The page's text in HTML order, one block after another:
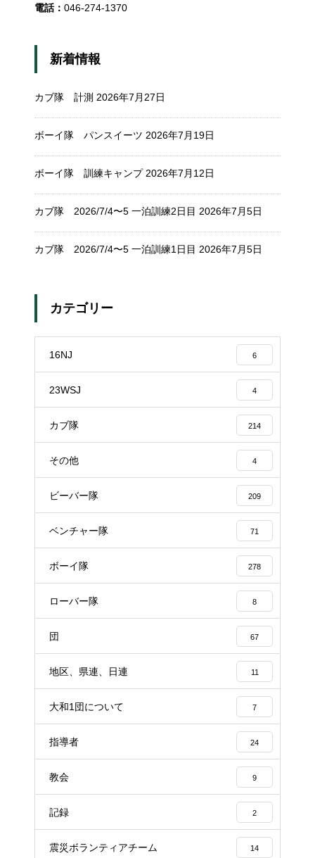
電話： 046-274-1370
新着情報
カブ隊 計測 2026年7月27日
ボーイ隊 パンスイーツ 2026年7月19日
ボーイ隊 訓練キャンプ 2026年7月12日
カブ隊 2026/7/4〜5 一泊訓練2日目 2026年7月5日
カブ隊 2026/7/4〜5 一泊訓練1日目 2026年7月5日
カテゴリー
16NJ 6
23WSJ 4
カブ隊 214
その他 4
ビーバー隊 209
ベンチャー隊 71
ボーイ隊 278
ローバー隊 8
団 67
地区、県連、日連 11
大和1団について 7
指導者 24
教会 9
記録 2
震災ボランティアチーム 14